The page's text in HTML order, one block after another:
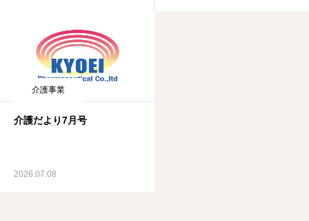
介護事業
介護だより7月号
2026.07.08